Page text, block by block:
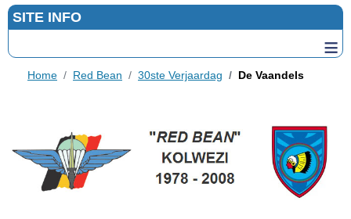
SITE INFO
≡
Home Red Bean 30ste Verjaardag De Vaandels